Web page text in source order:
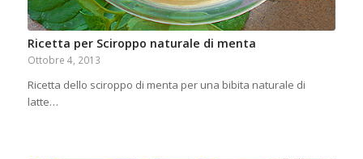
Ricetta per Sciroppo naturale di menta
Ottobre 4, 2013
Ricetta dello sciroppo di menta per una bibita naturale di
latte…